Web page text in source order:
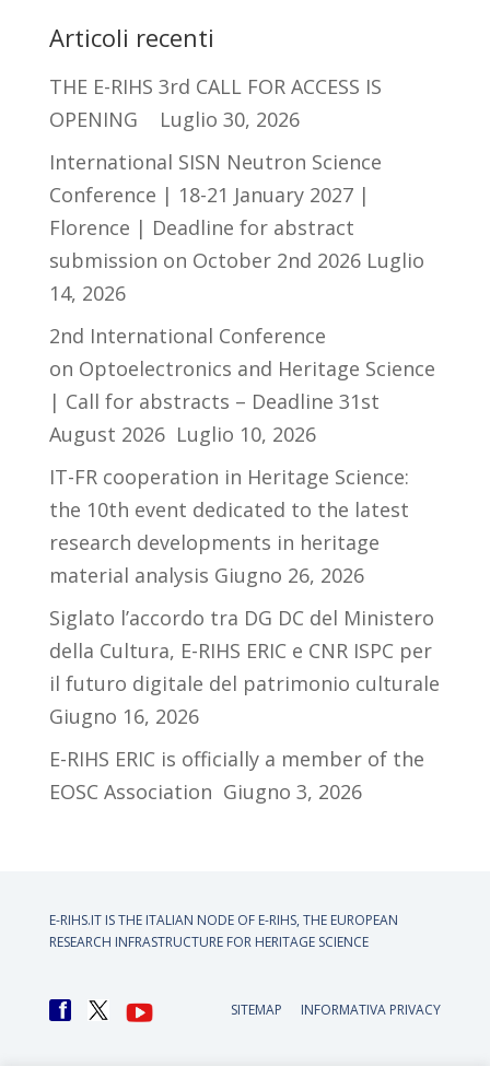
Articoli recenti
THE E-RIHS 3rd CALL FOR ACCESS IS
OPENING
Luglio 30, 2026
International SISN Neutron Science
Conference | 18-21 January 2027 |
Florence | Deadline for abstract
submission on October 2nd 2026 Luglio
14, 2026
2nd International Conference
on Optoelectronics and Heritage Science
| Call for abstracts – Deadline 31st
August 2026 Luglio 10, 2026
IT-FR cooperation in Heritage Science:
the 10th event dedicated to the latest
research developments in heritage
material analysis Giugno 26, 2026
Siglato l’accordo tra DG DC del Ministero
della Cultura, E-RIHS ERIC e CNR ISPC per
il futuro digitale del patrimonio culturale
Giugno 16, 2026
E-RIHS ERIC is officially a member of the
EOSC Association Giugno 3, 2026
E-RIHS.IT IS THE ITALIAN NODE OF E-RIHS, THE EUROPEAN
RESEARCH INFRASTRUCTURE FOR HERITAGE SCIENCE
SITEMAP INFORMATIVA PRIVACY